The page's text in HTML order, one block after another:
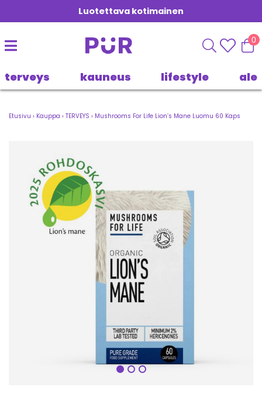
Luotettava kotimainen
0
terveys kauneus lifestyle ale
Etusivu › Kauppa › TERVEYS › Mushrooms For Life Lion’s Mane Luomu 60 Kaps
Seuraava